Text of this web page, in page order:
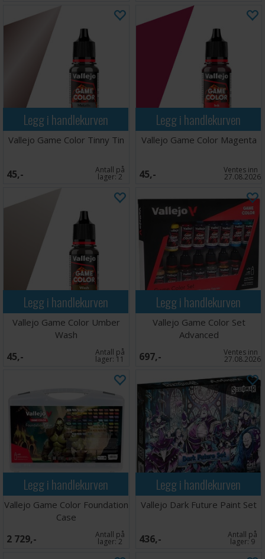
Legg i handlekurven
Vallejo Game Color Tinny Tin
45,- Antall på
lager:2
Legg i handlekurven
Vallejo Game Color Magenta
45,- Ventes inn
27.08.2026
Legg i handlekurven
Vallejo Game Color Umber
Wash
45,- Antall på
lager: 11
Legg i handlekurven
Vallejo Game Color Set
Advanced
697,- Ventes inn
27.08.2026
Legg i handlekurven
Vallejo Game Color Foundation
Case
2 729,- Antall på
lager:2
Legg i handlekurven
Vallejo Dark Future Paint Set
436,- Antall på
lager:9